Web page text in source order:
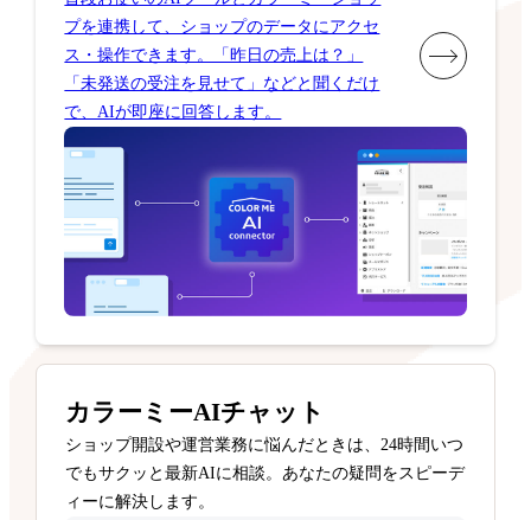
プを連携して、ショップのデータにアクセ
ス・操作できます。「昨日の売上は？」
「未発送の受注を見せて」などと聞くだけ
で、AIが即座に回答します。
カラーミーAIチャット
ショップ開設や運営業務に悩んだときは、24時間いつ
でもサクッと最新AIに相談。あなたの疑問をスピーデ
ィーに解決します。